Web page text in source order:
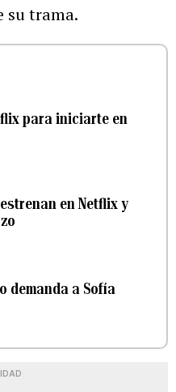
su trama.
para iniciarte en
en Netflix y
demanda a Sofía